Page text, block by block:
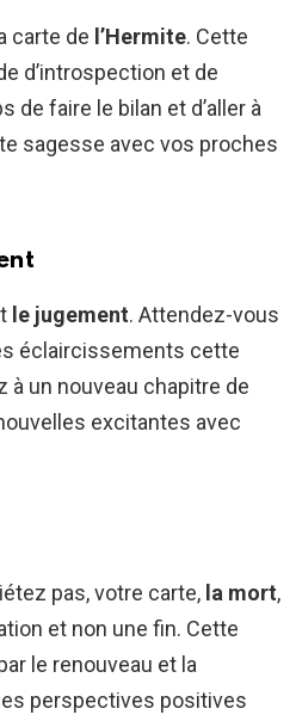
carte de l’Hermite. Cette
d’introspection et de
de faire le bilan et d’aller à
sagesse avec vos proches
le jugement. Attendez-vous
éclaircissements cette
à un nouveau chapitre de
excitantes avec
pas, votre carte, la mort,
et non une fin. Cette
le renouveau et la
perspectives positives